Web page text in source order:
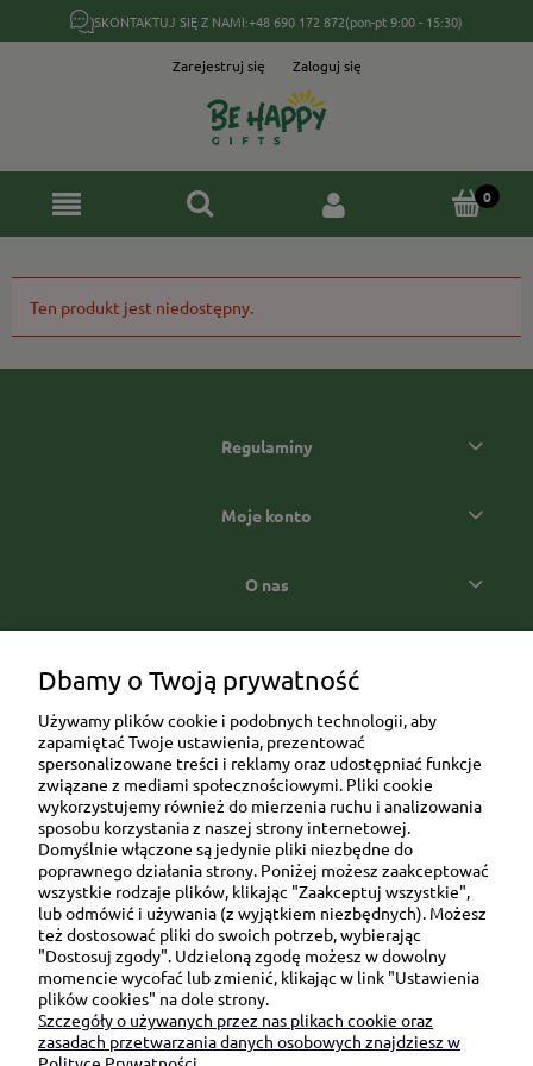
SKONTAKTUJ SIĘ Z NAMI:+48 690 172 872(pon-pt 9:00 - 15:30)
Zarejestruj się Zaloguj się
Ten produkt jest niedostępny.
Regulaminy
Moje konto
O nas
Ul. Brukowa 6/8 lok. 57/58
91-341 Łódź
NIP: 6751510615
SKONTAKTUJ SIĘ Z NAMI:
sklep@be-happygifts.com
+48 690 172 872
Dbamy o Twoją prywatność
Używamy plików cookie i podobnych technologii, aby
zapamiętać Twoje ustawienia, prezentować
spersonalizowane treści i reklamy oraz udostępniać funkcje
związane z mediami społecznościowymi. Pliki cookie
wykorzystujemy również do mierzenia ruchu i analizowania
sposobu korzystania z naszej strony internetowej.
Domyślnie włączone są jedynie pliki niezbędne do
poprawnego działania strony. Poniżej możesz zaakceptować
wszystkie rodzaje plików, klikając "Zaakceptuj wszystkie",
lub odmówić i używania (z wyjątkiem niezbędnych). Możesz
też dostosować pliki do swoich potrzeb, wybierając
"Dostosuj zgody". Udzieloną zgodę możesz w dowolny
momencie wycofać lub zmienić, klikając w link "Ustawienia
plików cookies" na dole strony.
Szczegóły o używanych przez nas plikach cookie oraz
zasadach przetwarzania danych osobowych znajdziesz w